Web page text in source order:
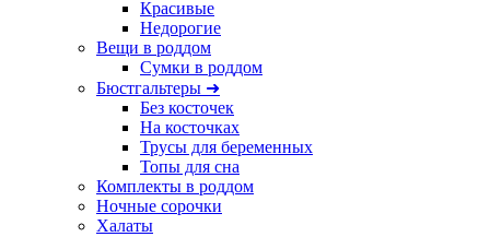
Красивые
Недорогие
Вещи в роддом
Сумки в роддом
Бюстгальтеры ➜
Без косточек
На косточках
Трусы для беременных
Топы для сна
Комплекты в роддом
Ночные сорочки
Халаты